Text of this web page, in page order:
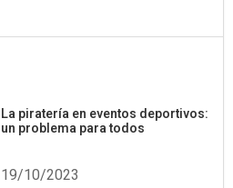
La piratería en eventos deportivos:
un problema para todos
19/10/2023